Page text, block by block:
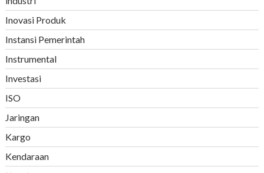
Inovasi Produk
Instansi Pemerintah
Instrumental
Investasi
ISO
Jaringan
Kargo
Kendaraan